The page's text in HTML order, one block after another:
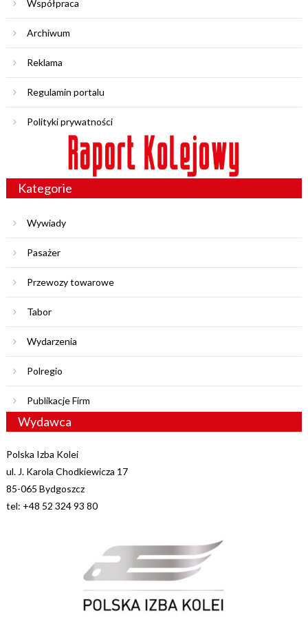
Współpraca
Archiwum
Reklama
Regulamin portalu
Polityki prywatności
Kategorie
Wywiady
Pasażer
Przewozy towarowe
Tabor
Wydarzenia
Polregio
Publikacje Firm
Wydawca
Polska Izba Kolei
ul. J. Karola Chodkiewicza 17
85-065 Bydgoszcz
tel: +48 52 324 93 80